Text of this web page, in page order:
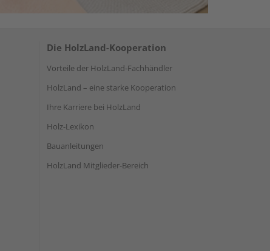
Die HolzLand-Kooperation
Vorteile der HolzLand-Fachhändler
HolzLand – eine starke Kooperation
Ihre Karriere bei HolzLand
Holz-Lexikon
Bauanleitungen
HolzLand Mitglieder-Bereich